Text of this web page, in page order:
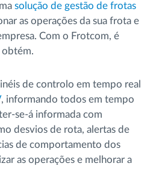
solução de gestão de frotas
as operações da sua frota e
Com o Frotcom, é
obtém.
de controlo em tempo real
, informando todos em tempo
se-á informada com
desvios de rota, alertas de
de comportamento dos
as operações e melhorar a